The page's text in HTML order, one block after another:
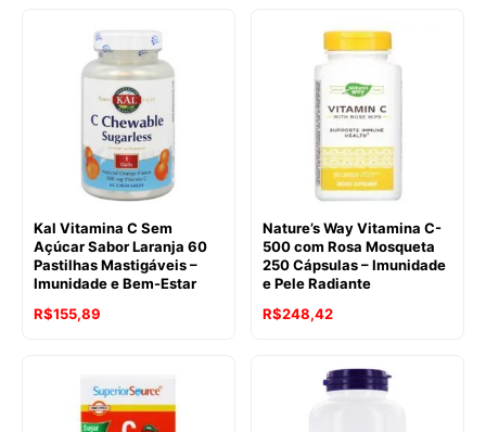
Kal Vitamina C Sem
Açúcar Sabor Laranja 60
Pastilhas Mastigáveis –
Imunidade e Bem-Estar
R$155,89
Nature’s Way Vitamina C-
500 com Rosa Mosqueta
250 Cápsulas – Imunidade
e Pele Radiante
R$248,42